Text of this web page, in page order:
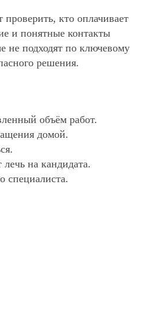
кто оплачивает
и понятные контакты
не подходят по ключевому
решения.
объём работ.
домой.
на кандидата.
специалиста.